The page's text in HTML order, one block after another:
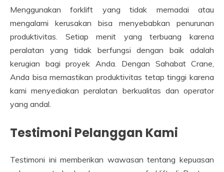
Menggunakan forklift yang tidak memadai atau
mengalami kerusakan bisa menyebabkan penurunan
produktivitas. Setiap menit yang terbuang karena
peralatan yang tidak berfungsi dengan baik adalah
kerugian bagi proyek Anda. Dengan Sahabat Crane,
Anda bisa memastikan produktivitas tetap tinggi karena
kami menyediakan peralatan berkualitas dan operator
yang andal.
Testimoni Pelanggan Kami
Testimoni ini memberikan wawasan tentang kepuasan